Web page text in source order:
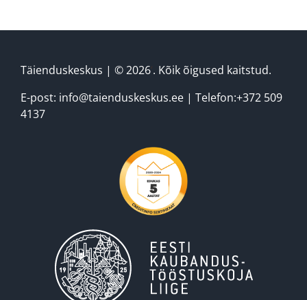
Täienduskeskus | ©2026‘. Kõik õigused kaitstud.
E-post: info@taienduskeskus.ee | Telefon:+372 509
4137